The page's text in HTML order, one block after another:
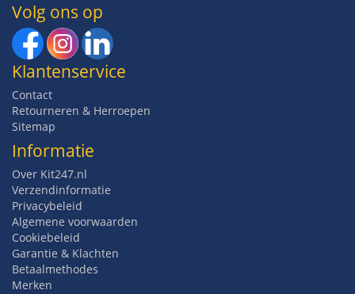
Volg ons op
Klantenservice
Contact
Retourneren & Herroepen
Sitemap
Informatie
Over Kit247.nl
Verzendinformatie
Privacybeleid
Algemene voorwaarden
Cookiebeleid
Garantie & Klachten
Betaalmethodes
Merken